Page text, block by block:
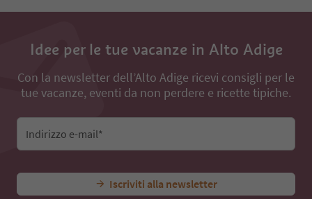
Idee per le tue vacanze in Alto Adige
Con la newsletter dell’Alto Adige ricevi consigli per le
tue vacanze, eventi da non perdere e ricette tipiche.
Indirizzo e-mail*
Iscriviti alla newsletter